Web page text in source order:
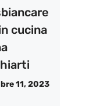
cucina
11, 2023